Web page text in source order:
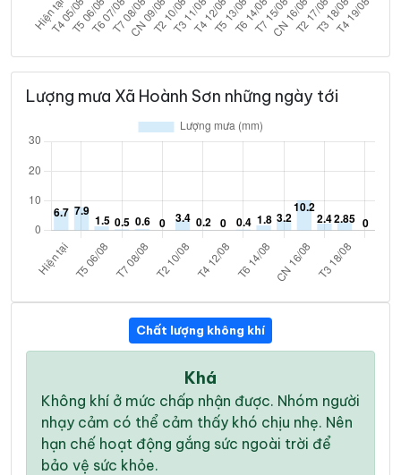
Lượng mưa Xã Hoành Sơn những ngày tới
Chất lượng không khí
Khá
Không khí ở mức chấp nhận được. Nhóm người
nhạy cảm có thể cảm thấy khó chịu nhẹ. Nên
hạn chế hoạt động gắng sức ngoài trời để
bảo vệ sức khỏe.